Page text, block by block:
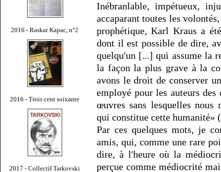
2016 - Raskar Kapac, n°2
2016 - Trois cent soixante
2017 - Collectif Tarkovski
Inébranlable, impétueux,
accaparant toutes les
prophétique, Karl Kraus a
dont il est possible de dire,
quelqu'un [...] qui assume la
la façon la plus grave à la
avons le droit de conserver
employé pour les auteurs
œuvres sans lesquelles nous
qui constitue cette humanité» (
Par ces quelques mots, je
amis, qui, comme une rare
dire, à l'heure où la
perçue comme médiocrité